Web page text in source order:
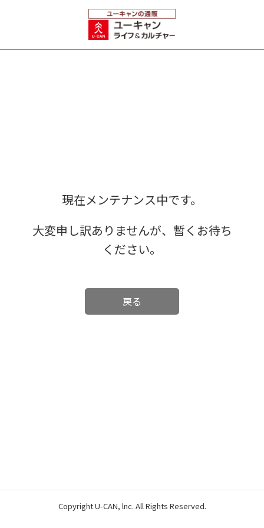
現在メンテナンス中です。
大変申し訳ありませんが、暫くお待ち
ください。
戻る
Copyright U-CAN, lnc. All Rights Reserved.